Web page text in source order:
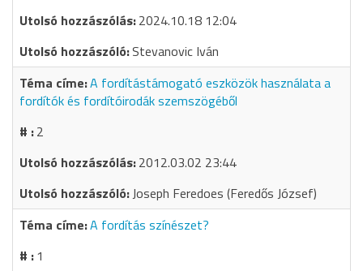
2024.10.18 12:04
Stevanovic Iván
A fordítástámogató eszközök használata a
fordítók és fordítóirodák szemszögéből
2
2012.03.02 23:44
Joseph Feredoes (Feredős József)
A fordítás színészet?
1